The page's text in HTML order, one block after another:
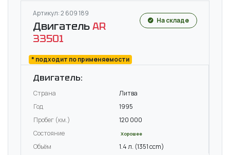
Артикул: 2 609 189
ДвигательAR
33501
* подходит по применяемости
На складе
Двигатель:
Страна
Литва
Год
1995
Пробег (км.)
120 000
Состояние
Хорошее
Объём 1.4 л. (1351 ccm)